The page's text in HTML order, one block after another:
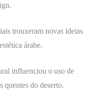
trouxeram novas ideias
árabe.
influenciou o uso de
quentes do deserto.